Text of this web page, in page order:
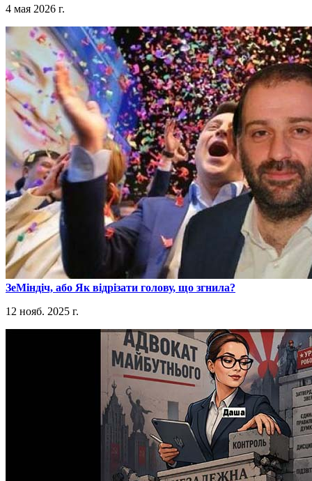
4 мая 2026 г.
​ЗеМіндіч, або Як відрізати голову, що згнила?
12 нояб. 2025 г.